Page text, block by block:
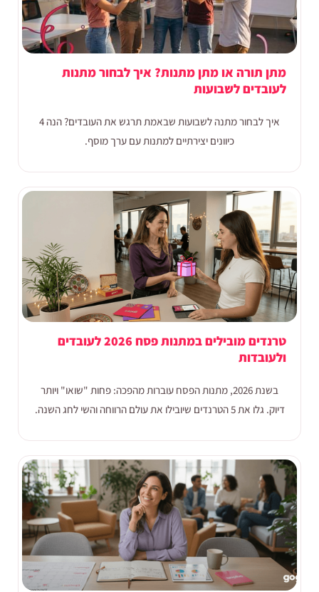
מתן תורה או מתן מתנות? איך לבחור מתנות
לעובדים לשבועות
איך לבחור מתנה לשבועות שבאמת תרגש את העובדים? הנה 4
כיוונים יצירתיים למתנות עם ערך מוסף.
טרנדים מובילים במתנות פסח 2026 לעובדים
ולעובדות
בשנת 2026, מתנות הפסח עוברות מהפכה: פחות "שואו" ויותר
דיוק. גלו את 5 הטרנדים שיובילו את עולם הרווחה והשי לחג השנה.